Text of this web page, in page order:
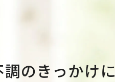
調のきっかけに